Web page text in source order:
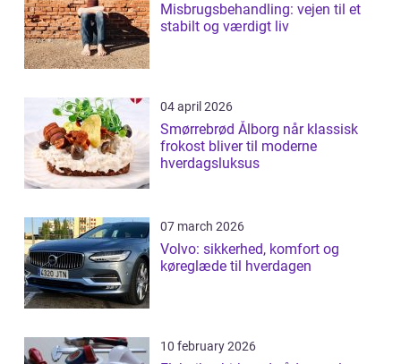
Misbrugsbehandling: vejen til et
stabilt og værdigt liv
04 april 2026
Smørrebrød Ålborg når klassisk
frokost bliver til moderne
hverdagsluksus
07 march 2026
Volvo: sikkerhed, komfort og
køreglæde til hverdagen
10 february 2026